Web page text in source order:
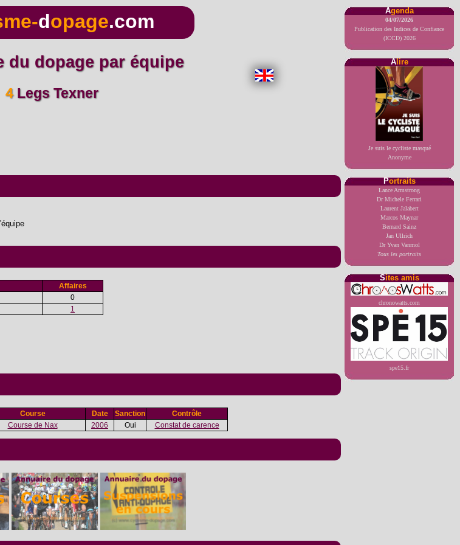
Agenda
04/07/2026
Publication des Indices de Confiance
(ICCD) 2026
Alire
Je suis le cycliste masqué
Anonyme
Portraits
Lance Armstrong
Dr Michele Ferrari
Laurent Jalabert
Marcos Maynar
Bernard Sainz
Jan Ullrich
Dr Yvan Vanmol
Tous les portraits
Sites amis
chronowatts.com
spe15.fr
dopage.com
du dopage par équipe
4 Legs Texner
Affaires
0
1
Course Date Sanction
Contrôle
Course de Nax 2006 Oui Constat de carence